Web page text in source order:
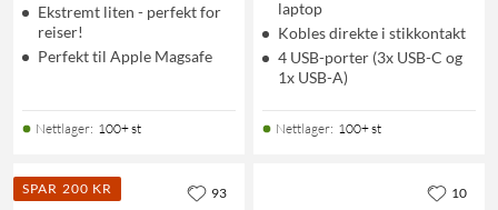
Ekstremt liten - perfekt for
reiser!
Perfekt til Apple Magsafe
Nettlager: 100+ st
laptop
Kobles direkte i stikkontakt
4 USB-porter (3x USB-C og
1x USB-A)
Nettlager: 100+ st
SPAR 200 KR 93 10